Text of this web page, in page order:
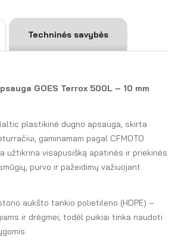
Techninės savybės
GOES Terrox 500L – 10 mm
plastikinė dugno apsauga, skirta
gaminamam pagal CFMOTO
užtikrina visapusišką apatinės ir priekinės
purvo ir pažeidimų važiuojant
aukšto tankio polietileno (HDPE) –
ir drėgmei, todėl puikiai tinka naudoti